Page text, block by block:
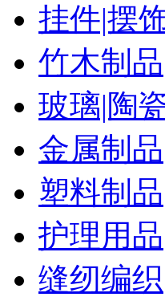
挂件|摆
竹木制品
玻璃|陶
金属制品
塑料制品
护理用品
缝纫编织